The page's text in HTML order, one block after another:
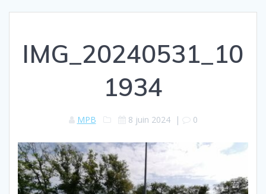
IMG_20240531_10
1934
MPB 8 juin 2024| 0